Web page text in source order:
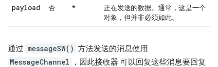
payload 否 *
正在发送的数据。通常，这是一个
对象，但并非必须如此。
通过 messageSW() 方法发送的消息使用
MessageChannel
，因此接收器 可以回复这些消息要回复